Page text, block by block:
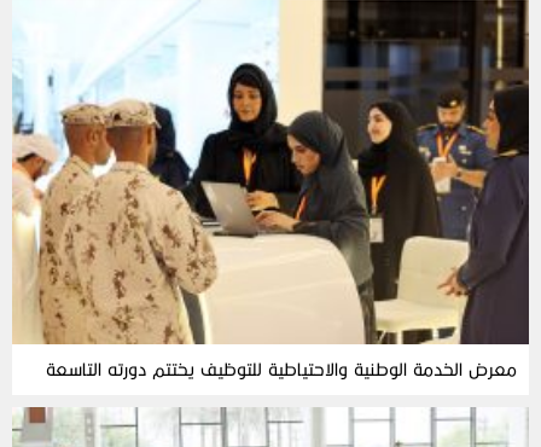
معرض الخدمة الوطنية والاحتياطية للتوظيف يختتم دورته التاسعة